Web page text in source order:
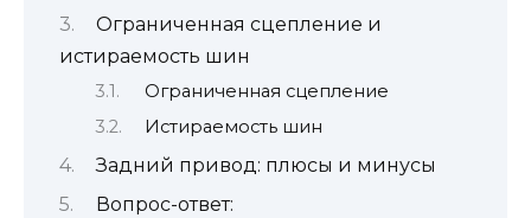
Ограниченная сцепление и
истираемость шин
Ограниченная сцепление
Истираемость шин
Задний привод: плюсы и минусы
Вопрос-ответ: